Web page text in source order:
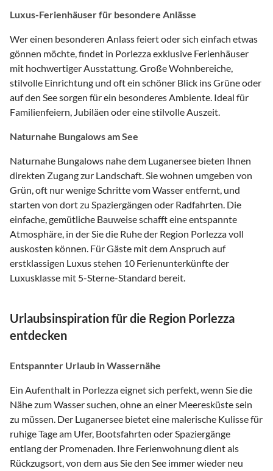
Luxus-Ferienhäuser für besondere Anlässe
Wer einen besonderen Anlass feiert oder sich einfach etwas
gönnen möchte, findet in Porlezza exklusive Ferienhäuser
mit hochwertiger Ausstattung. Große Wohnbereiche,
stilvolle Einrichtung und oft ein schöner Blick ins Grüne oder
auf den See sorgen für ein besonderes Ambiente. Ideal für
Familienfeiern, Jubiläen oder eine stilvolle Auszeit.
Naturnahe Bungalows am See
Naturnahe Bungalows nahe dem Luganersee bieten Ihnen
direkten Zugang zur Landschaft. Sie wohnen umgeben von
Grün, oft nur wenige Schritte vom Wasser entfernt, und
starten von dort zu Spaziergängen oder Radfahrten. Die
einfache, gemütliche Bauweise schafft eine entspannte
Atmosphäre, in der Sie die Ruhe der Region Porlezza voll
auskosten können. Für Gäste mit dem Anspruch auf
erstklassigen Luxus stehen 10 Ferienunterkünfte der
Luxusklasse mit 5-Sterne-Standard bereit.
Urlaubsinspiration für die Region Porlezza
entdecken
Entspannter Urlaub in Wassernähe
Ein Aufenthalt in Porlezza eignet sich perfekt, wenn Sie die
Nähe zum Wasser suchen, ohne an einer Meeresküste sein
zu müssen. Der Luganersee bietet eine malerische Kulisse für
ruhige Tage am Ufer, Bootsfahrten oder Spaziergänge
entlang der Promenaden. Ihre Ferienwohnung dient als
Rückzugsort, von dem aus Sie den See immer wieder neu